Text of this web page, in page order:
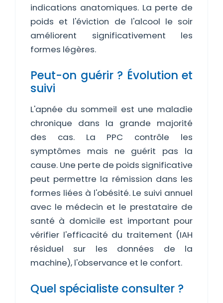
indications anatomiques. La perte de
poids et l'éviction de l'alcool le soir
améliorent significativement les
formes légères.
Peut-on guérir ? Évolution et
suivi
L'apnée du sommeil est une maladie
chronique dans la grande majorité
des cas. La PPC contrôle les
symptômes mais ne guérit pas la
cause. Une perte de poids significative
peut permettre la rémission dans les
formes liées à l'obésité. Le suivi annuel
avec le médecin et le prestataire de
santé à domicile est important pour
vérifier l'efficacité du traitement (IAH
résiduel sur les données de la
machine), l'observance et le confort.
Quel spécialiste consulter ?